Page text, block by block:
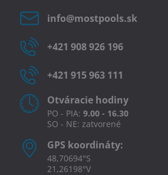
info​@mostpools​.sk
+421 908 926 196
+421 915 963 111
Otváracie hodiny
PO - PIA: 9.00 - 16.30
SO - NE: zatvorené
GPS koordináty:
48,70694°S
21,26198°V